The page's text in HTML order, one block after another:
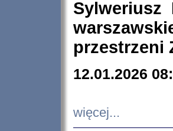
Sylweriusz
przestrzeni
12.01.2026
więcej...